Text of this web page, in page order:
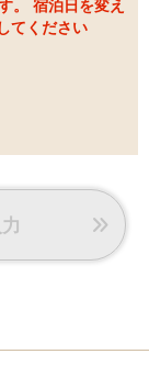
てください